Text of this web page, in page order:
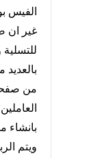
الفيس
غير ان
من
بانشاء
ويتم